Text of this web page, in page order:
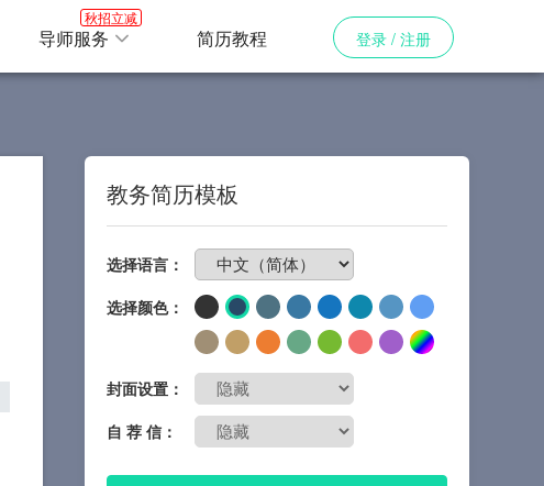
导师服务
秋招立减
简历教程 登录 / 注册
教务简历模板
选择语言：
选择颜色：
封面设置：
自 荐 信：